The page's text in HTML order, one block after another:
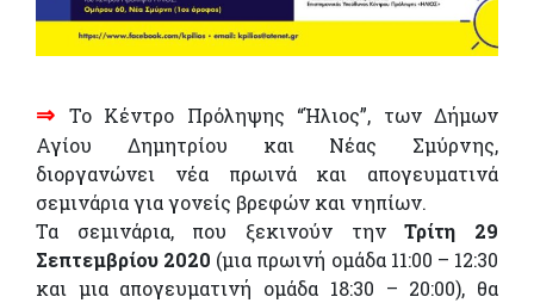
⇒ Το Κέντρο Πρόληψης “Ήλιος”, των Δήμων
Αγίου Δημητρίου και Νέας Σμύρνης,
διοργανώνει νέα πρωινά και απογευματινά
σεμινάρια για γονείς βρεφών και νηπίων.
Τα σεμινάρια, που ξεκινούν τηνΤρίτη 29
Σεπτεμβρίου 2020 (μια πρωινή ομάδα 11:00 – 12:30
και μια απογευματινή ομάδα 18:30 – 20:00), θα